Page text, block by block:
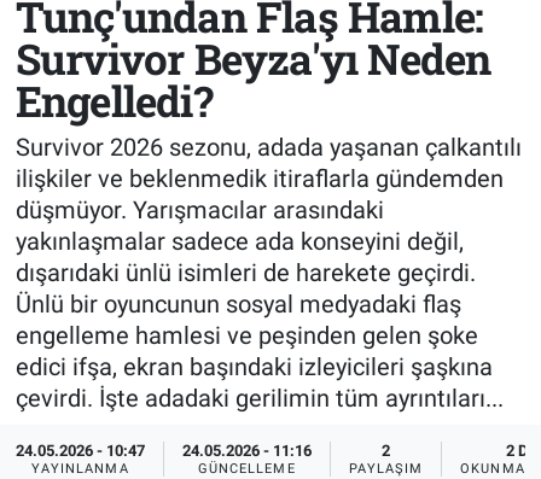
Tunç'undan Flaş Hamle:
Survivor Beyza'yı Neden
Engelledi?
Survivor 2026 sezonu, adada yaşanan çalkantılı
ilişkiler ve beklenmedik itiraflarla gündemden
düşmüyor. Yarışmacılar arasındaki
yakınlaşmalar sadece ada konseyini değil,
dışarıdaki ünlü isimleri de harekete geçirdi.
Ünlü bir oyuncunun sosyal medyadaki flaş
engelleme hamlesi ve peşinden gelen şoke
edici ifşa, ekran başındaki izleyicileri şaşkına
çevirdi. İşte adadaki gerilimin tüm ayrıntıları...
24.05.2026 - 10:47
YAYINLANMA
24.05.2026 - 11:16
GÜNCELLEME
2
PAYLAŞIM
2 DK
OKUNMA
Sağlık
Spor
Teknoloji
Tv Medya
KÜLTÜR SANAT